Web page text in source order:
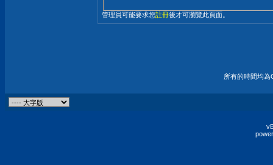
管理員可能要求您註冊後才可瀏覽此頁面。
所有的時間均為